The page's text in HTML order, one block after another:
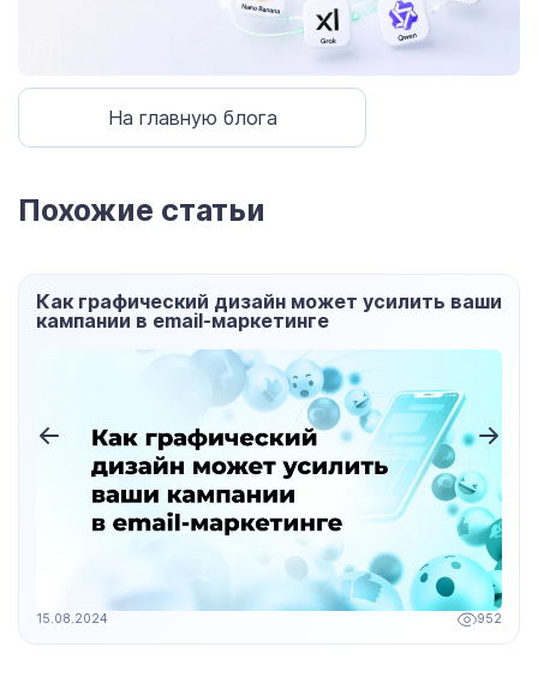
На главную блога
Похожие статьи
Как графический дизайн может усилить ваши
кампании в email-маркетинге
15.08.2024 952